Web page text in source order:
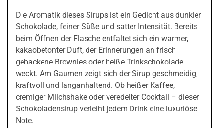
Die Aromatik dieses Sirups ist ein Gedicht aus dunkler
Schokolade, feiner Süße und satter Intensität. Bereits
beim Öffnen der Flasche entfaltet sich ein warmer,
kakaobetonter Duft, der Erinnerungen an frisch
gebackene Brownies oder heiße Trinkschokolade
weckt. Am Gaumen zeigt sich der Sirup geschmeidig,
kraftvoll und langanhaltend. Ob heißer Kaffee,
cremiger Milchshake oder veredelter Cocktail – dieser
Schokoladensirup verleiht jedem Drink eine luxuriöse
Note.